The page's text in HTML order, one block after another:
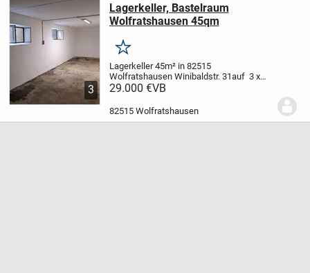
3
Lagerkeller, Bastelraum
Wolfratshausen 45qm
Merken
Lagerkeller 45m² in 82515
Wolfratshausen Winibaldstr. 31auf 3 x
15m bietet sich viel Stellwand für
Zähler Der Raum hat 2 Fenster, Zufahrt
über die Tiefgarage (190m)...
29.000 €VB
82515 Wolfratshausen